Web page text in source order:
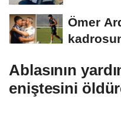
Ömer
Ablasının
eniştesini